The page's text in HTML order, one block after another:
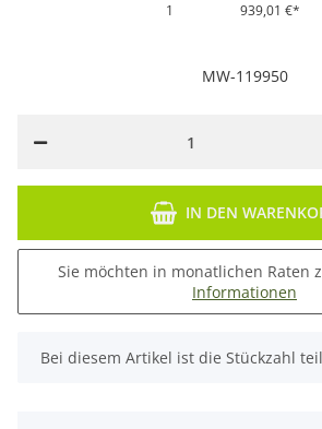
1
939,01 €*
MW-119950
IN DEN
Sie möchten in monatlichen Raten
Informationen
x
Bei diesem Artikel ist die Stückzahl